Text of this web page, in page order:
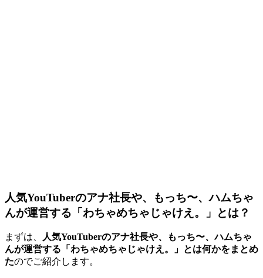
人気YouTuberのアナ社長や、もっち〜、ハムちゃ
んが運営する「わちゃめちゃじゃけえ。」とは？
まずは、
人気YouTuberのアナ社長や、もっち〜、ハムちゃ
んが運営する「わちゃめちゃじゃけえ。」とは何かをまとめ
たのでご紹介します。